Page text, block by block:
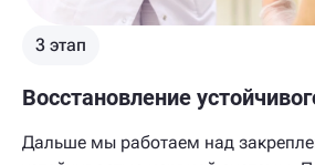
3 этап
Восстановление
Дальше мы работаем над